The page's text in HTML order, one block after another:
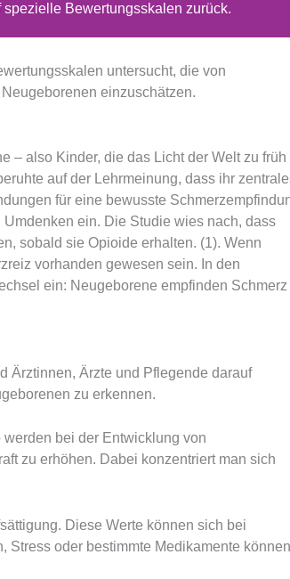
Bewertungsskalen zurück.
untersucht, die von
einzuschätzen.
– also Kinder, die das Licht der Welt zu früh
auf der Lehrmeinung, dass ihr
für eine bewusste
ein. Die Studie wies nach, dass
sobald sie Opioide erhalten. (1). Wenn
vorhanden gewesen sein. In den
ein: Neugeborene empfinden Schmerz
Ärztinnen, Ärzte und Pflegende darauf
zu erkennen.
bei der Entwicklung von
zu erhöhen. Dabei konzentriert man sich
Diese Werte können sich bei
Stress oder bestimmte Medikamente können